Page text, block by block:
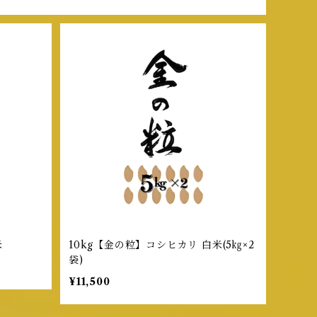
10kg【金の粒】コシヒカリ 白米(5㎏×2
袋)
¥11,500